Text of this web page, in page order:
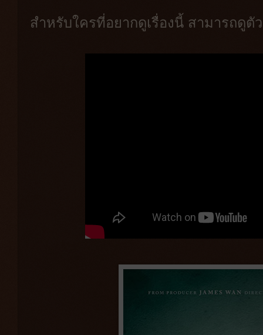
สำหรับใครที่อยากดูเรื่องนี้ สามารถดูตั